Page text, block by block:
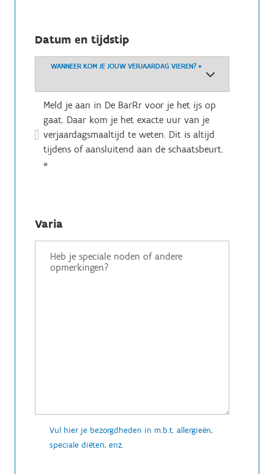
Datum en tijdstip
WANNEER KOM JE JOUW VERJAARDAG VIEREN? *
Meld je aan in De BarRr voor je het ijs op
gaat. Daar kom je het exacte uur van je
verjaardagsmaaltijd te weten. Dit is altijd
tijdens of aansluitend aan de schaatsbeurt.
*
Varia
Vul hier je bezorgdheden in m.b.t. allergieën,
speciale diëten, enz.